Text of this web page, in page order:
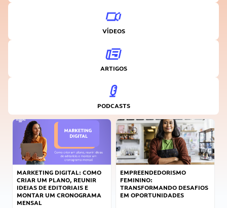
VÍDEOS
ARTIGOS
PODCASTS
MARKETING DIGITAL: COMO
CRIAR UM PLANO, REUNIR
IDEIAS DE EDITORIAIS E
MONTAR UM CRONOGRAMA
MENSAL
EMPREENDEDORISMO
FEMININO:
TRANSFORMANDO DESAFIOS
EM OPORTUNIDADES